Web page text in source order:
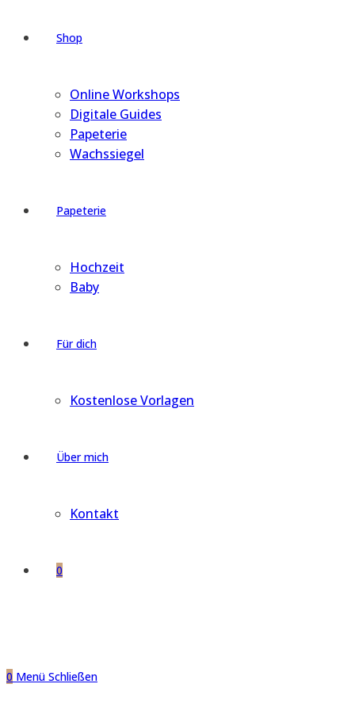
Shop
Online Workshops
Digitale Guides
Papeterie
Wachssiegel
Papeterie
Hochzeit
Baby
Für dich
Kostenlose Vorlagen
Über mich
Kontakt
0
0 Menü Schließen